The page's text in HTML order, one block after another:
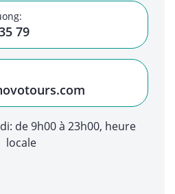
79
de 9h00 à 23h00, heure
locale